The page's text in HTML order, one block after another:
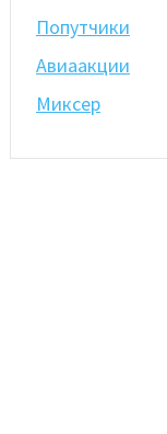
Попутчики
Авиаакции
Миксер